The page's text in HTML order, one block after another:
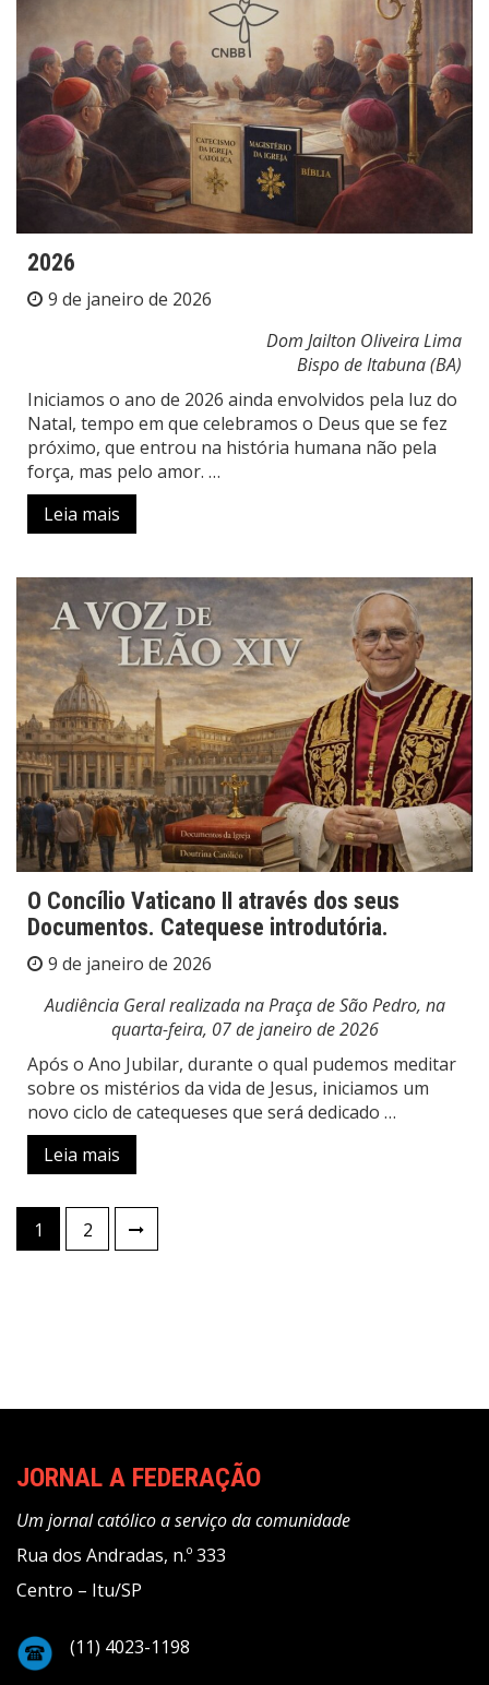
2026
9 de janeiro de 2026
Dom Jailton Oliveira Lima
Bispo de Itabuna (BA)
Iniciamos o ano de 2026 ainda envolvidos pela luz do
Natal, tempo em que celebramos o Deus que se fez
próximo, que entrou na história humana não pela
força, mas pelo amor. …
Leia mais
O Concílio Vaticano II através dos seus
Documentos. Catequese introdutória.
9 de janeiro de 2026
Audiência Geral realizada na Praça de São Pedro, na
quarta-feira, 07 de janeiro de 2026
Após o Ano Jubilar, durante o qual pudemos meditar
sobre os mistérios da vida de Jesus, iniciamos um
novo ciclo de catequeses que será dedicado …
Leia mais
Paginação
de
1 2
JORNAL A FEDERAÇÃO
Um jornal católico a serviço da comunidade
Rua dos Andradas, n.º 333
Centro – Itu/SP
(11) 4023-1198